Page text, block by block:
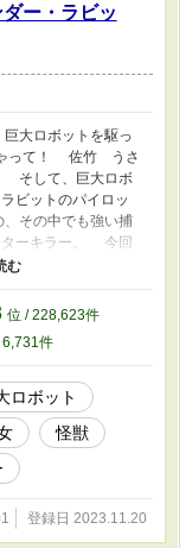
ー・ラビッ
大ロボットを駆っ
って！ 佐竹 うさ
そして、巨大ロボ
ビットのパイロッ
その中でも強い捕
ターキラー。 今回
さんに新メカやメ
専属メカニックの
訓練中に教育虐待
前日譚、今回は
る短編があります
の、このイラス
位 / 228,623件
6,731件
ロボット
怪獣
登録日 2023.11.20